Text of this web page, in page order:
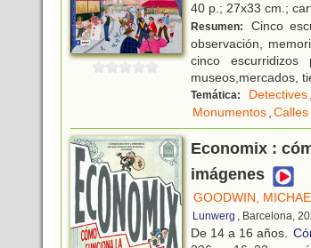
40 p.; 27x33 cm.;
Resumen:
Cinco
observación,
cinco escurridizos
museos,mercados,
Temática: Detectives,
Monumentos,Calles
Economix :
imágenes
GOODWIN,
Lunwerg , Barcelona,
De 14 a 16 años.